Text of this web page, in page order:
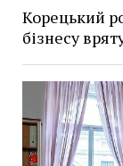
Корецький
бізнесу